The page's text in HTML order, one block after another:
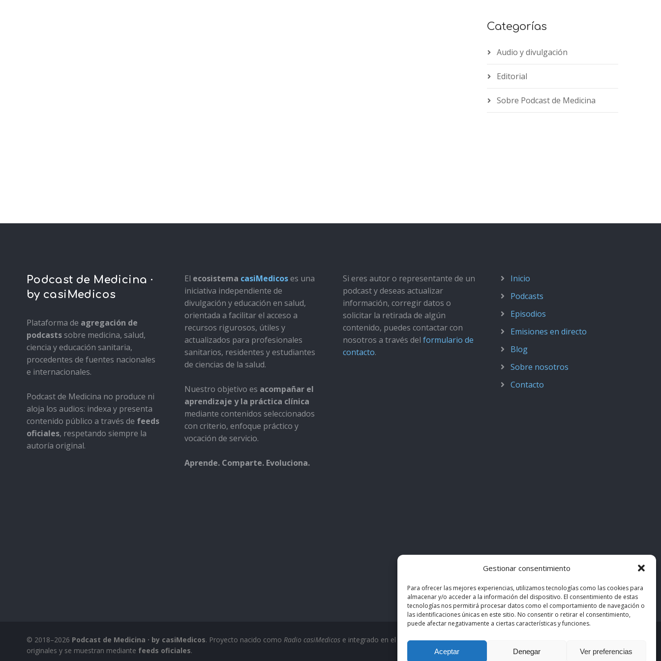
Gestionar consentimiento
Para ofrecer las mejores experiencias, utilizamos tecnologías como las cookies para
almacenar y/o acceder a la información del dispositivo. El consentimiento de estas
tecnologías nos permitirá procesar datos como el comportamiento de navegación o
las identificaciones únicas en este sitio. No consentir o retirar el consentimiento,
puede afectar negativamente a ciertas características y funciones.
Aceptar Denegar Ver preferencias
Categorías
Audio y divulgación
Editorial
Sobre Podcast de Medicina
Podcast de Medicina ·
by casiMedicos
Plataforma de agregación de
podcastssobre medicina, salud,
ciencia y educación sanitaria,
procedentes de fuentes nacionales
e internacionales.
Podcast de Medicina no produce ni
aloja los audios: indexa y presenta
contenido público a través de feeds
oficiales, respetando siempre la
autoría original.
El ecosistema casiMedicoses una
iniciativa independiente de
divulgación y educación en salud,
orientada a facilitar el acceso a
recursos rigurosos, útiles y
actualizados para profesionales
sanitarios, residentes y estudiantes
de ciencias de la salud.
Nuestro objetivo es acompañar el
aprendizaje y la práctica clínica
mediante contenidos seleccionados
con criterio, enfoque práctico y
vocación de servicio.
Aprende. Comparte. Evoluciona.
Si eres autor o representante de un
podcast y deseas actualizar
información, corregir datos o
solicitar la retirada de algún
contenido, puedes contactar con
nosotros a través del formulario de
contacto.
Inicio
Podcasts
Episodios
Emisiones en directo
Blog
Sobre nosotros
Contacto
© 2018–2026 Podcast de Medicina · by casiMedicos. Proyecto nacido como Radio casiMedicose integrado en el ecosistemacasiMedicos. Los contenidos pertenecen a sus autores
originales y se muestran mediante feeds oficiales.